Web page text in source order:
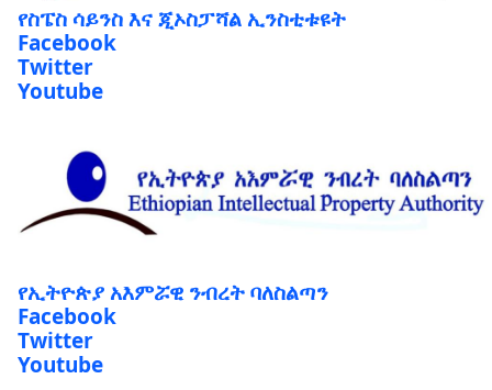
የስፔስ ሳይንስ እና ጂኦስፓሻል ኢንስቲቱዩት
Facebook
Twitter
Youtube
የኢትዮጵያ አእምሯዊ ንብረት ባለስልጣን
Facebook
Twitter
Youtube